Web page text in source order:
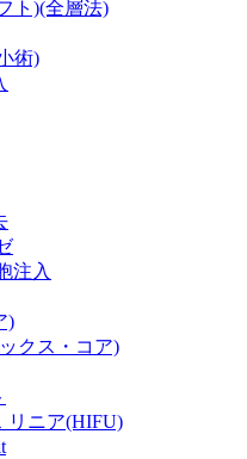
ト)(全層法)
術)
注入
)
クス・コア)
リニア(HIFU)